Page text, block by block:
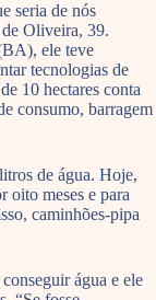
seria de nós
Oliveira, 39.
ele teve
tecnologias de
10 hectares conta
consumo, barragem
de água. Hoje,
oito meses e para
caminhões-pipa
água e ele